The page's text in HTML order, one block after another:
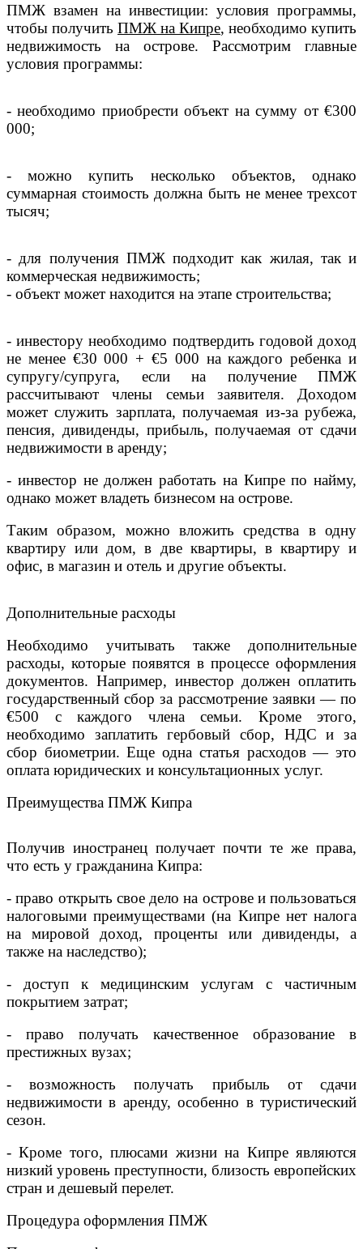
ПМЖ взамен на инвестиции: условия программы,
чтобы получить ПМЖ на Кипре, необходимо купить
недвижимость на острове. Рассмотрим главные
условия программы:
- необходимо приобрести объект на сумму от €300
000;
- можно купить несколько объектов, однако
суммарная стоимость должна быть не менее трехсот
тысяч;
- для получения ПМЖ подходит как жилая, так и
коммерческая недвижимость;
- объект может находится на этапе строительства;
- инвестору необходимо подтвердить годовой доход
не менее €30 000 + €5 000 на каждого ребенка и
супругу/супруга, если на получение ПМЖ
рассчитывают члены семьи заявителя. Доходом
может служить зарплата, получаемая из-за рубежа,
пенсия, дивиденды, прибыль, получаемая от сдачи
недвижимости в аренду;
- инвестор не должен работать на Кипре по найму,
однако может владеть бизнесом на острове.
Таким образом, можно вложить средства в одну
квартиру или дом, в две квартиры, в квартиру и
офис, в магазин и отель и другие объекты.
Дополнительные расходы
Необходимо учитывать также дополнительные
расходы, которые появятся в процессе оформления
документов. Например, инвестор должен оплатить
государственный сбор за рассмотрение заявки — по
€500 с каждого члена семьи. Кроме этого,
необходимо заплатить гербовый сбор, НДС и за
сбор биометрии. Еще одна статья расходов — это
оплата юридических и консультационных услуг.
Преимущества ПМЖ Кипра
Получив иностранец получает почти те же права,
что есть у гражданина Кипра:
- право открыть свое дело на острове и пользоваться
налоговыми преимуществами (на Кипре нет налога
на мировой доход, проценты или дивиденды, а
также на наследство);
- доступ к медицинским услугам с частичным
покрытием затрат;
- право получать качественное образование в
престижных вузах;
- возможность получать прибыль от сдачи
недвижимости в аренду, особенно в туристический
сезон.
- Кроме того, плюсами жизни на Кипре являются
низкий уровень преступности, близость европейских
стран и дешевый перелет.
Процедура оформления ПМЖ